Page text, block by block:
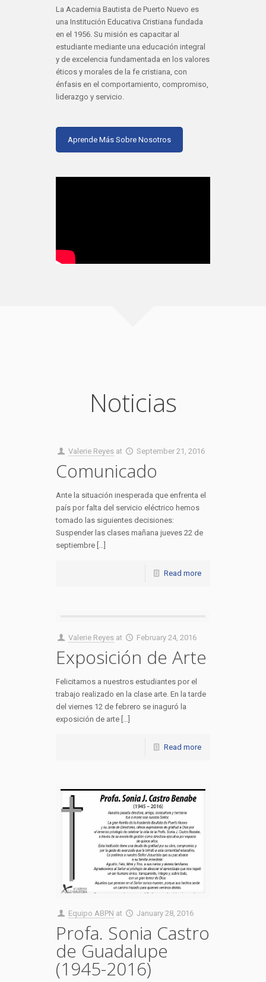
La Academia Bautista de Puerto Nuevo es
una Institución Educativa Cristiana fundada
en el 1956. Su misión es capacitar al
estudiante mediante una educación integral
y de excelencia fundamentada en los valores
éticos y morales de la fe cristiana, con
énfasis en el comportamiento, compromiso,
liderazgo y servicio.
Aprende Más Sobre Nosotros
Noticias
Valerie Reyes at September 21, 2016
Comunicado
Ante la situación inesperada que enfrenta el
país por falta del servicio eléctrico hemos
tomado las siguientes decisiones:
Suspender las clases mañana jueves 22 de
septiembre […]
Read more
Valerie Reyes at February 24, 2016
Exposición de Arte
Felicitamos a nuestros estudiantes por el
trabajo realizado en la clase arte. En la tarde
del viernes 12 de febrero se inaguró la
exposición de arte […]
Read more
Equipo ABPN at January 28, 2016
Profa. Sonia Castro
de Guadalupe
(1945-2016)